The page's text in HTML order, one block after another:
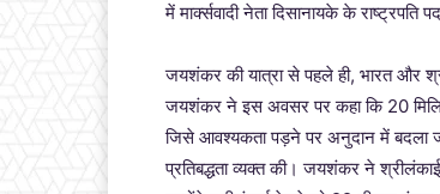
में मार्क्सवादी नेता दिसानायके के
जयशंकर की यात्रा से पहले ही, भारत और
जयशंकर ने इस अवसर पर कहा कि 20
जिसे आवश्यकता पड़ने पर अनुदान में बदला जा
प्रतिबद्धता व्यक्त की। जयशंकर ने